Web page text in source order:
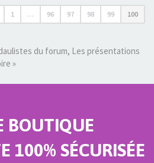
1 … 96 97 98 99 100
du forum, Les présentations
»
BOUTIQUE
100% SÉCURISÉE